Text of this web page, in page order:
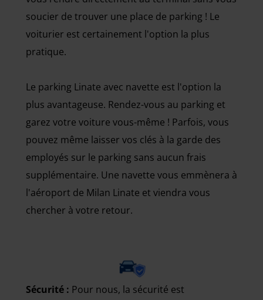
soucier de trouver une place de parking ! Le
voiturier est certainement l'option la plus
pratique.
Le parking Linate avec navette est l'option la
plus avantageuse. Rendez-vous au parking et
garez votre voiture vous-même ! Parfois, vous
pouvez même laisser vos clés à la garde des
employés sur le parking sans aucun frais
supplémentaire. Une navette vous emmènera à
l'aéroport de Milan Linate et viendra vous
chercher à votre retour.
Sécurité : Pour nous, la sécurité est